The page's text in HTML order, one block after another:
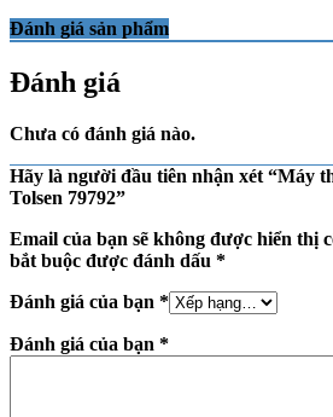
Đánh giá sản phẩm
Đánh giá
Chưa có đánh giá nào.
Hãy là người đầu tiên nhận xét “Máy
Tolsen 79792”
Email của bạn sẽ không được hiển thị
bắt buộc được đánh dấu *
Đánh giá của bạn *
Đánh giá của bạn *